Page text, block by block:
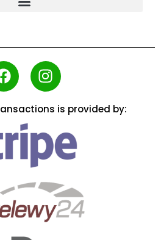
is provided by: